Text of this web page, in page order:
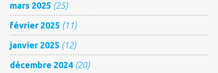
mars 2025 (25)
février 2025 (11)
janvier 2025 (12)
décembre 2024 (20)